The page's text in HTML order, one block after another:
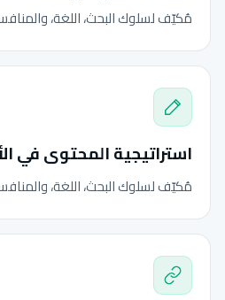
مُكيّف لسلوك البحث، اللغة،
استراتيجية المحتوى في
مُكيّف لسلوك البحث، اللغة،